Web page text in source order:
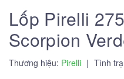
Lốp Pirelli
Scorpion
Thương hiệu: Pirelli | Tình